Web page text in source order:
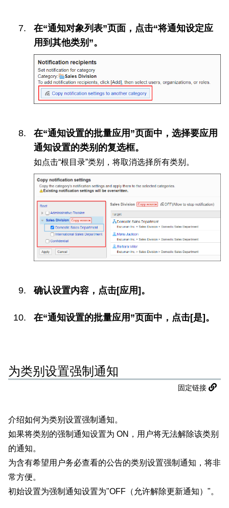
在“通知对象列表”页面，点击“将通知设定应
用到其他类别”。
在“通知设置的批量应用”页面中，选择要应用
通知设置的类别的复选框。
如点击“根目录”类别，将取消选择所有类别。
确认设置内容，点击[应用]。
在“通知设置的批量应用”页面中，点击[是]。
为类别设置强制通知
固定链接
介绍如何为类别设置强制通知。
如果将类别的强制通知设置为 ON，用户将无法解除该类别
的通知。
为含有希望用户务必查看的公告的类别设置强制通知，将非
常方便。
初始设置为强制通知设置为"OFF（允许解除更新通知）"。